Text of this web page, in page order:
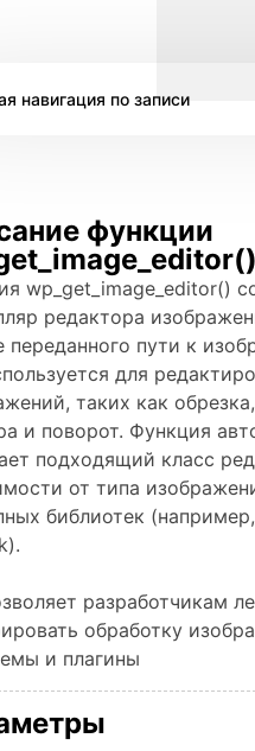
навигация по записи
функции
wp_get_image_editor()
редактора
переданного пути к
для
таких как
и поворот. Функция
подходящий класс
от типа
библиотек
разработчикам
обработку
и плагины